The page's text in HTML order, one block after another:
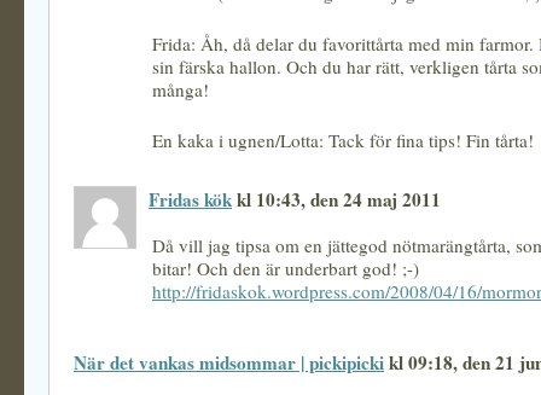
Frida: Åh, då delar du favorittårta med min
sin färska hallon. Och du har rätt, verkligen tårta
många!
En kaka i ugnen/Lotta: Tack för fina tips! Fin tårta!
Fridas kökkl 10:43, den 24 maj 2011
Då vill jag tipsa om en jättegod nötmarängtårta,
bitar! Och den är underbart god! ;-)
http://fridaskok.wordpress.com/2008/04/16/
När det vankas midsommar | pickipickikl 09:18, den 21